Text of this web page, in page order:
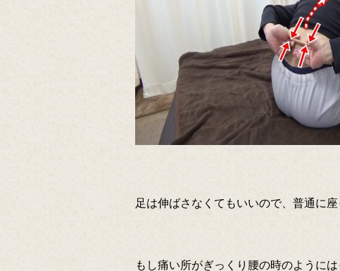
足は伸ばさなくてもいいので、普通に
もし痛い所がぎっくり腰の時のように